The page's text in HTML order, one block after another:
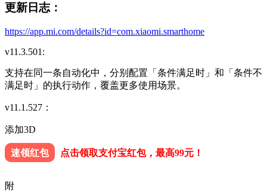
更新日志：
https://app.mi.com/details?id=com.xiaomi.smarthome
v11.3.501:
支持在同一条自动化中，分别配置「条件满足时」和「条件不
满足时」的执行动作，覆盖更多使用场景。
v11.1.527：
添加3D
速领红包 点击领取支付宝红包，最高99元！
附